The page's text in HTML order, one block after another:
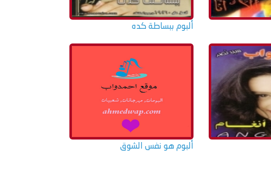
ألبوم ببساطة كده
ألبوم هو نفس الشوق